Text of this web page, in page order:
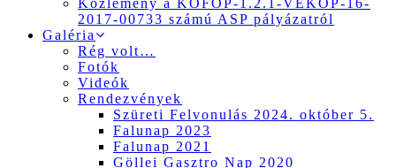
Közlemény a KÖFOP-1.2.1-VEKOP-16-
2017-00733 számú ASP pályázatról
Galéria
Rég volt…
Fotók
Videók
Rendezvények
Szüreti Felvonulás 2024. október 5.
Falunap 2023
Falunap 2021
Göllei Gasztro Nap 2020